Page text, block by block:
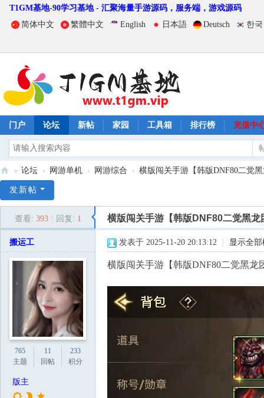
T1GM基地-90学习基地 - 汇聚海量手游源码，服务端，游戏源码
简体中文
繁體中文 English 日本語 Deutsch 한
门户 论坛 新帖 家园 工具箱 排行榜 充值中
1
» 论坛 › 网游单机 › 网游综合 › 横版闯关手游【韩版DNF80二觉
发新帖
查看: 393 回复: 1 横版闯关手游【韩版DNF80二觉黑
搬运工
765
主题
11
回帖
233
积分
版主
发表于 2025-11-20 20:13:12 显示全
横版闯关手游【韩版DNF80二觉黑